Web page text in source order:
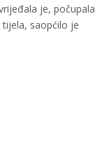
je, počupala
saopćilo je